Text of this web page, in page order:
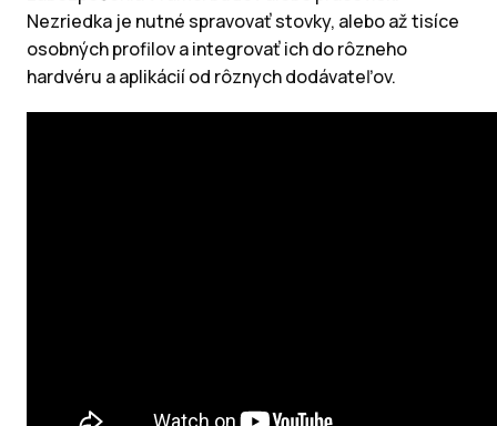
Nezriedka je nutné spravovať stovky, alebo až tisíce
osobných profilov a integrovať ich do rôzneho
hardvéru a aplikácií od rôznych dodávateľov.